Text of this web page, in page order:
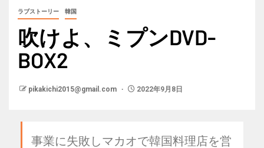
ラブストーリー 韓国
吹けよ、ミプンDVD-
BOX2
pikakichi2015@gmail.com 2022年9月8日
事業に失敗しマカオで韓国料理店を営